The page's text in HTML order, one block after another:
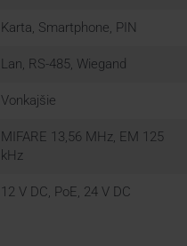
Karta, Smartphone, PIN
Lan, RS-485, Wiegand
Vonkajšie
MIFARE 13,56 MHz, EM 125
kHz
12 V DC, PoE, 24 V DC